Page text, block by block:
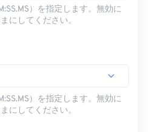
）を指定します。無効に
にしてください。
）を指定します。無効に
にしてください。